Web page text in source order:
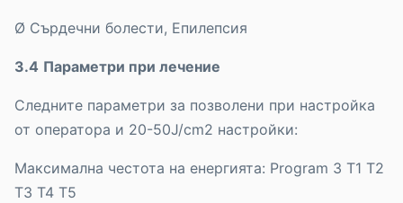
Ø Сърдечни болести, Епилепсия
3.4 Параметри при лечение
Следните параметри за позволени при настройка
от оператора и 20-50J/cm2 настройки:
Максимална честота на енергията: Program 3 T1 T2
T3 T4 T5